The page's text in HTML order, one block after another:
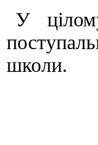
У
школи.